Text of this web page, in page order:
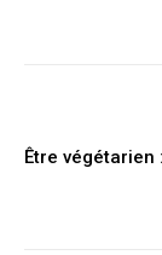
Être végétarien